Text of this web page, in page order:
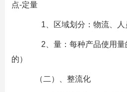
点-定量
1、区域划分：物流、人
2、量：每种产品使用量
的）
（二）、整流化